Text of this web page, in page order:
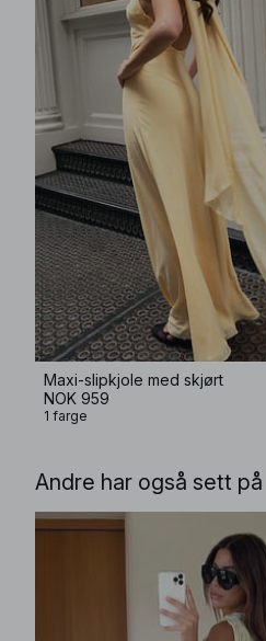
Maxi-slipkjole med skjørt
NOK 959
1 farge
Andre har også sett på